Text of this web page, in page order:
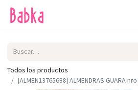
Todos los productos
[ALMEN13765688] ALMENDRAS GUARA